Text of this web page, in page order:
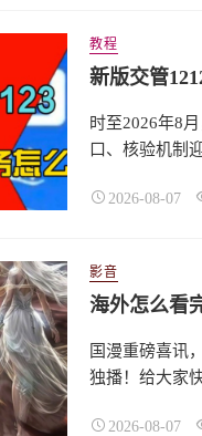
教程
时至2026年8
口、核验机制
2026-08-07
影音
国漫重磅喜讯
独播！给大家
2026-08-07